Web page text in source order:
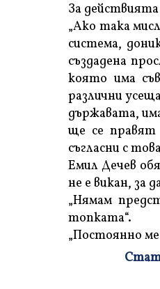
За
„Ако така
система,
създадена
която има
различни
държавата,
ще се правят
съгласни с
Емил Дечев
не е викан, за
„Нямам
топката“.
„Постоянно